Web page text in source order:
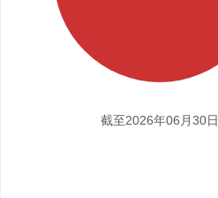
截至2026年06月30日